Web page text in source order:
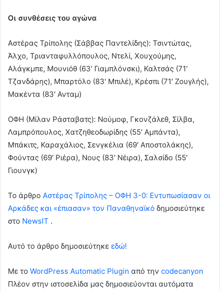
Οι συνθέσεις του αγώνα
Αστέρας Τρίπολης (Σάββας Παντελίδης): Τσιντώτας,
Άλχο, Τριανταφυλλόπουλος, Ντελί, Χουχούμης,
Αλάγκμπε, Μουνιόθ (63′ Γιαμπλόνσκι), Καλτσάς (71′
Τζανδάρης), Μπαρτόλο (83′ Μπιλέ), Κρέσπι (71′ Ζουγλής),
Μακέντα (83′ Ανταμ)
ΟΦΗ (Μίλαν Ράσταβατς): Νούμοφ, Γκονζάλεθ, Σίλβα,
Λαμπρόπουλος, Χατζηθεοδωρίδης (55′ Αμπάντα),
Μπάκιτς, Καραχάλιος, Σενγκέλια (69′ Αποστολάκης),
Φούντας (69′ Ριέρα), Νους (83′ Νέιρα), Σαλσίδο (55′
Γιουνγκ)
To άρθρο Αστέρας Τρίπολης – ΟΦΗ 3-0: Εντυπωσίασαν οι
Αρκάδες και «έπιασαν» τον Παναθηναϊκό δημοσιεύτηκε
στο NewsIT .
Αυτό το άρθρο δημοσιεύτηκε εδώ!
Με το WordPress Automatic Plugin από την codecanyon
Πλέον στην ιστοσελίδα μας δημοσιεύονται αυτόματα